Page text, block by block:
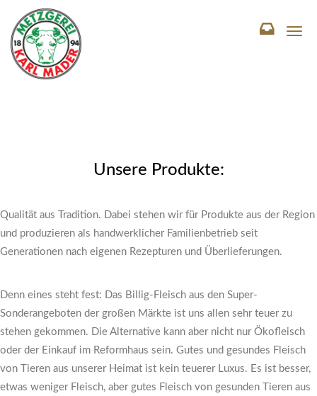
T
i
Unsere Produkte:
Qualität aus Tradition. Dabei stehen wir für Produkte aus der Region
und produzieren als handwerklicher Familienbetrieb seit
Generationen nach eigenen Rezepturen und Überlieferungen.
Denn eines steht fest: Das Billig-Fleisch aus den Super-
Sonderangeboten der großen Märkte ist uns allen sehr teuer zu
stehen gekommen. Die Alternative kann aber nicht nur Ökofleisch
oder der Einkauf im Reformhaus sein. Gutes und gesundes Fleisch
von Tieren aus unserer Heimat ist kein teuerer Luxus. Es ist besser,
etwas weniger Fleisch, aber gutes Fleisch von gesunden Tieren aus